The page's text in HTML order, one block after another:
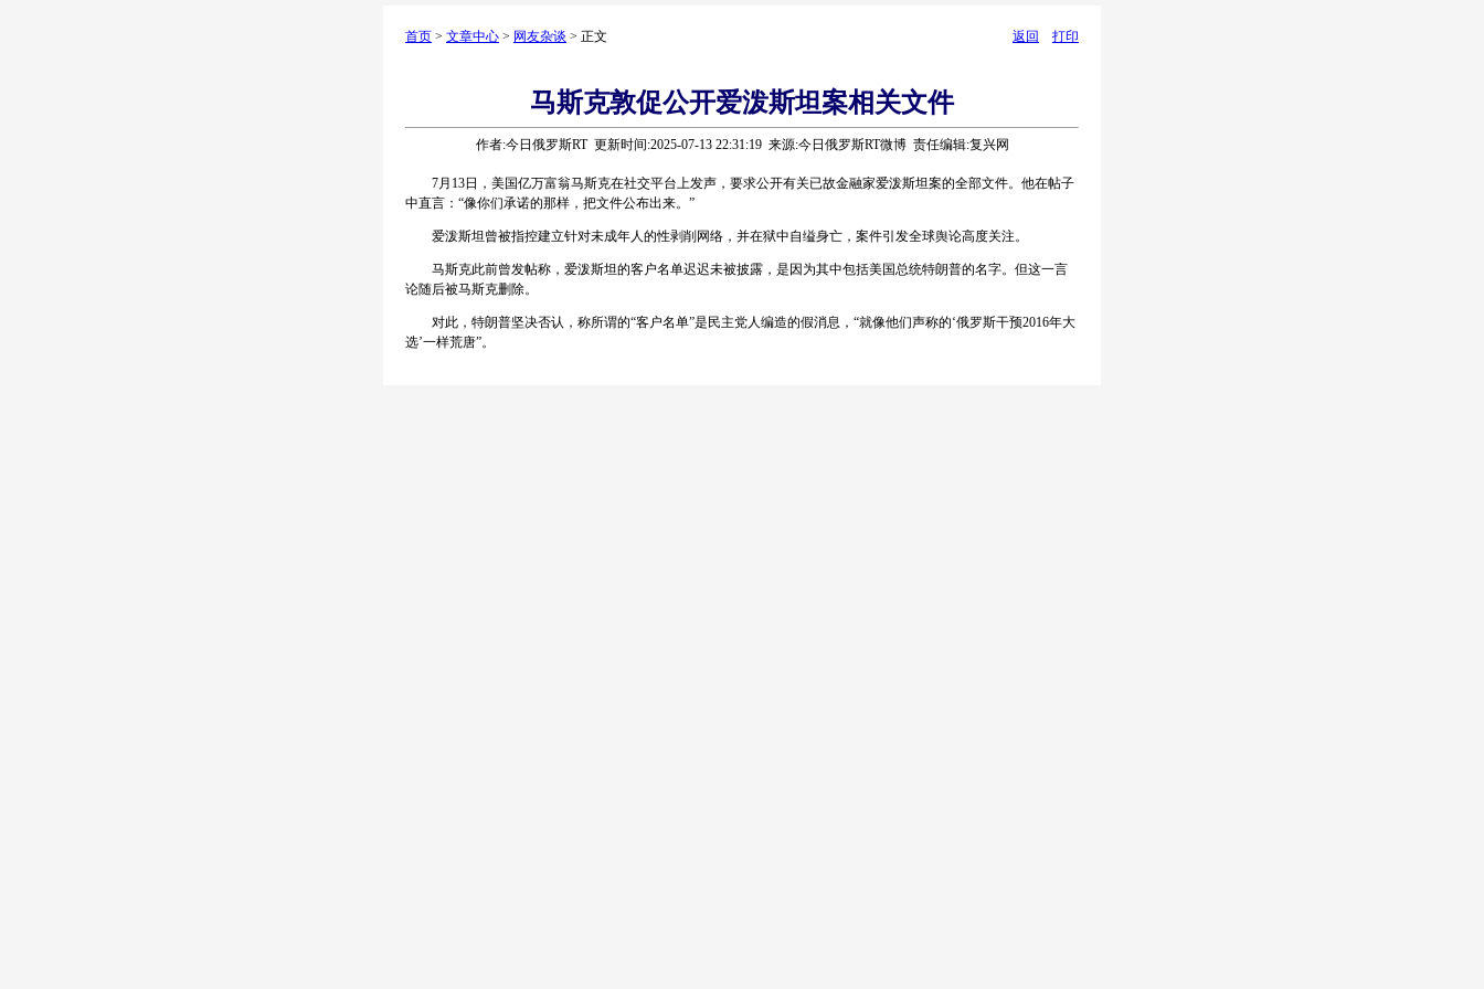
首页 > 文章中心 > 网友杂谈 > 正文 返回 打印
马斯克敦促公开爱泼斯坦案相关文件
作者:今日俄罗斯RT 更新时间:2025-07-13 22:31:19 来源:今日俄罗斯RT微博 责任编辑:复兴网
7月13日，美国亿万富翁马斯克在社交平台上发声，要求公开有关已故金融家爱泼斯坦案的全部文件。他在帖子
中直言：“像你们承诺的那样，把文件公布出来。”
爱泼斯坦曾被指控建立针对未成年人的性剥削网络，并在狱中自缢身亡，案件引发全球舆论高度关注。
马斯克此前曾发帖称，爱泼斯坦的客户名单迟迟未被披露，是因为其中包括美国总统特朗普的名字。但这一言
论随后被马斯克删除。
对此，特朗普坚决否认，称所谓的“客户名单”是民主党人编造的假消息，“就像他们声称的‘俄罗斯干预2016年大
选’一样荒唐”。